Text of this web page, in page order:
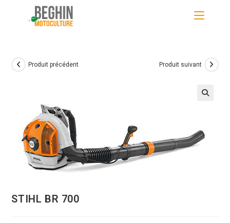
Produit précédent Produit suivant
STIHL BR 700